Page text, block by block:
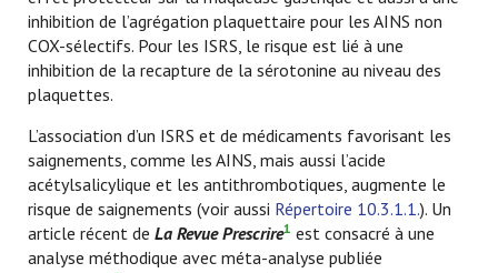
inhibition de l’agrégation plaquettaire pour les AINS non
COX-sélectifs. Pour les ISRS, le risque est lié à une
inhibition de la recapture de la sérotonine au niveau des
plaquettes.
L’association d’un ISRS et de médicaments favorisant les
saignements, comme les AINS, mais aussi l’acide
acétylsalicylique et les antithrombotiques, augmente le
risque de saignements (voir aussi Répertoire 10.3.1.1.). Un
article récent de La Revue Prescrire1 est consacré à une
analyse méthodique avec méta-analyse publiée